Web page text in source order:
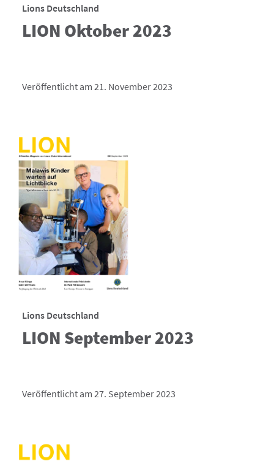
Lions Deutschland
LION Oktober 2023
Veröffentlicht am 21. November 2023
Lions Deutschland
LION September 2023
Veröffentlicht am 27. September 2023